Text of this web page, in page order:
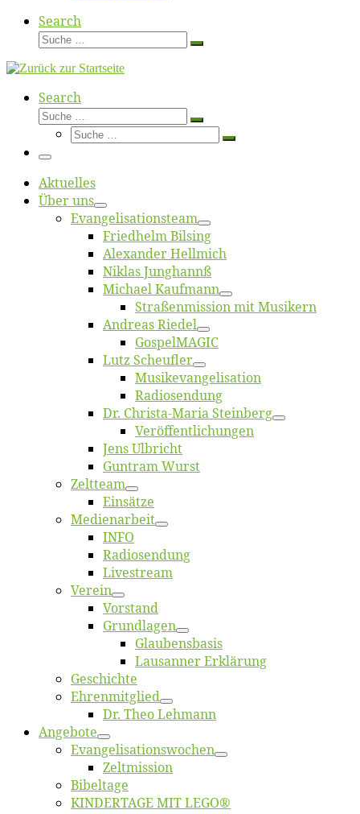
Search
Suche
Suche
Search
Suche
Suche
Suche
Suche
Menü
Ak­tu­el­les
Über uns
Evangelisa­tions­team
Fried­helm Bilsing
Alex­an­der Hellmich
Ni­klas Junghannß
Mi­cha­el Kaufmann
Straßenmis­sion mit Musikern
An­dre­as Riedel
Gos­pel­MA­GIC
Lutz Scheuf­ler
Musikevan­ge­li­sa­tion
Ra­dio­sen­dung
Dr. Chris­­ta-Ma­ria Steinberg
Ver­öf­fent­li­chun­gen
Jens Ulb­richt
Gun­tram Wurst
Zelt­team
Ein­sät­ze
Me­di­en­ar­beit
INFO
Ra­dio­sen­dung
Live­stream
Ver­ein
Vor­stand
Grund­la­gen
Glaubens­ba­sis
Lausan­ner Erklärung
Ge­schich­te
Eh­ren­mit­glied
Dr. Theo Lehmann
An­ge­bo­te
Evangelisa­tions­wo­chen
Zelt­mis­si­on
Bi­bel­ta­ge
KINDERTAGE MIT LEGO®